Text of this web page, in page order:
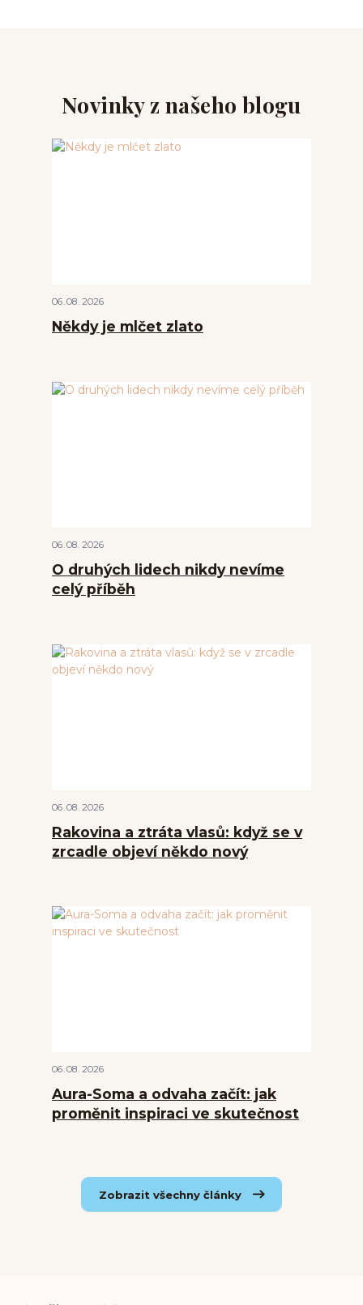
Novinky z našeho blogu
06 08 2026
Někdy je mlčet zlato
06 08 2026
O druhých lidech nikdy nevíme
celý příběh
06 08 2026
Rakovina a ztráta vlasů: když se v
zrcadle objeví někdo nový
06 08 2026
Aura-Soma a odvaha začít: jak
proměnit inspiraci ve skutečnost
Zobrazit všechny články